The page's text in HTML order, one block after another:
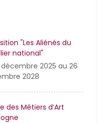
"Les Aliénés du
national"
2025 au 26
2028
des Métiers d’Art